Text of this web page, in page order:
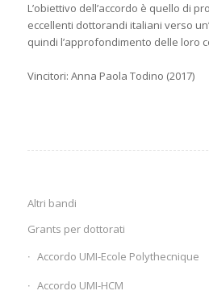
L’obiettivo dell’accordo è quello di
eccellenti dottorandi italiani verso
quindi l’approfondimento delle loro
Vincitori: Anna Paola Todino (2017)
Altri bandi
Grants per dottorati
Accordo UMI-Ecole Polythecnique
Accordo UMI-HCM